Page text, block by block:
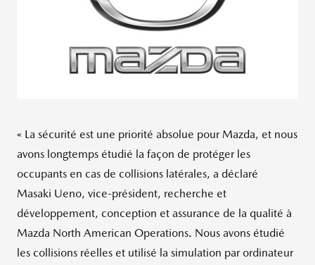
« La sécurité est une priorité absolue pour Mazda, et nous
avons longtemps étudié la façon de protéger les
occupants en cas de collisions latérales, a déclaré
Masaki Ueno, vice-président, recherche et
développement, conception et assurance de la qualité à
Mazda North American Operations. Nous avons étudié
les collisions réelles et utilisé la simulation par ordinateur